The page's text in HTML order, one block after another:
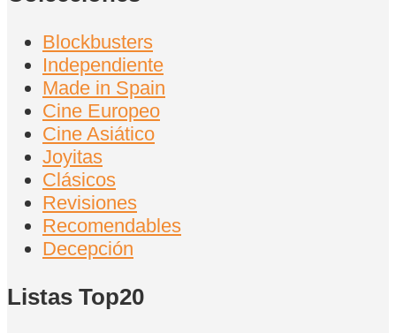
Blockbusters
Independiente
Made in Spain
Cine Europeo
Cine Asiático
Joyitas
Clásicos
Revisiones
Recomendables
Decepción
Listas Top20